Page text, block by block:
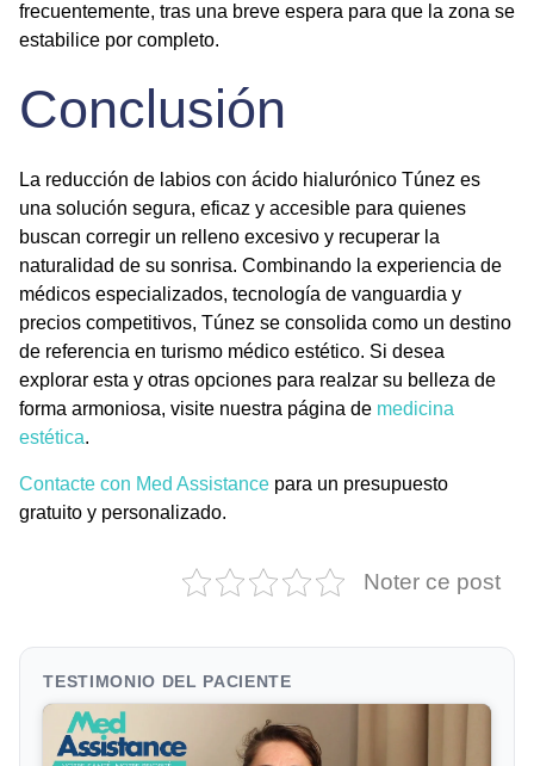
frecuentemente, tras una breve espera para que la zona se
estabilice por completo.
Conclusión
La reducción de labios con ácido hialurónico Túnez es
una solución segura, eficaz y accesible para quienes
buscan corregir un relleno excesivo y recuperar la
naturalidad de su sonrisa. Combinando la experiencia de
médicos especializados, tecnología de vanguardia y
precios competitivos, Túnez se consolida como un destino
de referencia en turismo médico estético. Si desea
explorar esta y otras opciones para realzar su belleza de
forma armoniosa, visite nuestra página de medicina
estética.
Contacte con Med Assistance para un presupuesto
gratuito y personalizado.
Noter ce post
TESTIMONIO DEL PACIENTE